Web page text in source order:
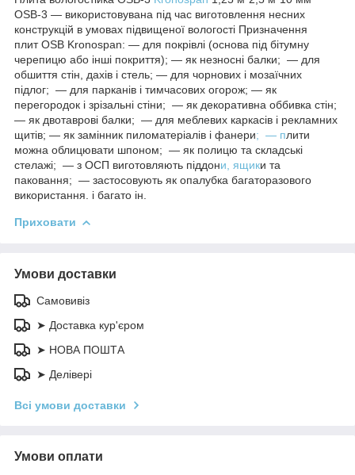
OSB-3 — використовувана під час виготовлення несних
конструкцій в умовах підвищеної вологості Призначення
плит OSB Kronospan: ― для покрівлі (основа під бітумну
черепицю або інші покриття); ― як незносні балки; ― для
обшиття стін, дахів і стель; ― для чорнових і мозаїчних
підлог; ― для парканів і тимчасових огорож; ― як
перегородок і зрізальні стіни; ― як декоративна оббивка стін;
― як двотаврові балки; ― для меблевих каркасів і рекламних
щитів; ― як замінник пиломатеріалів і фанери; ― плити
можна облицювати шпоном; ― як полицю та складські
стелажі; ― з ОСП виготовляють піддони, ящики та
паковання; ― застосовують як опалубка багаторазового
використання. і багато ін.
Приховати
Умови доставки
Самовивіз
➤ Доставка кур'єром
➤ НОВА ПОШТА
➤ Делівері
Всі умови доставки
Умови оплати